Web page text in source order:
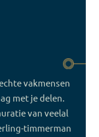
vakmensen
met je delen.
van veelal
timmerman